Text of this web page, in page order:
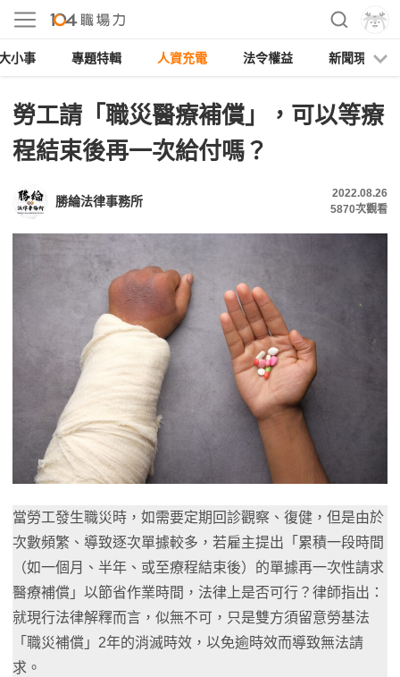
小事 專題特輯 人資充電 法令權益 新聞現場
勞工請「職災醫療補償」，可以等療
程結束後再一次給付嗎？
勝綸法律事務所
2022.08.26
5870次觀看
當勞工發生職災時，如需要定期回診觀察、復健，但是由於
次數頻繁、導致逐次單據較多，若雇主提出「累積一段時間
（如一個月、半年、或至療程結束後）的單據再一次性請求
醫療補償」以節省作業時間，法律上是否可行？律師指出：
就現行法律解釋而言，似無不可，只是雙方須留意勞基法
「職災補償」2年的消滅時效，以免逾時效而導致無法請
求。